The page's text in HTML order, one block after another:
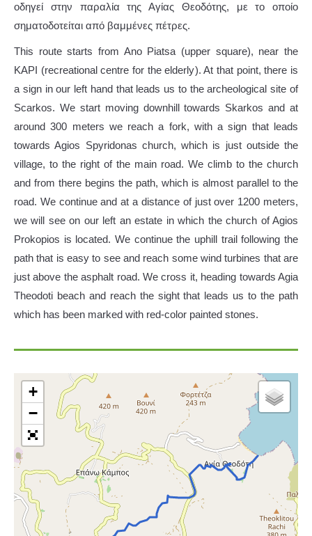
οδηγεί στην παραλία της Αγίας Θεοδότης, με το οποίο
σηματοδοτείται από βαμμένες πέτρες.
This route starts from Ano Piatsa (upper square), near the
KAPI (recreational centre for the elderly). At that point, there is
a sign in our left hand that leads us to the archeological site of
Scarkos. We start moving downhill towards Skarkos and at
around 300 meters we reach a fork, with a sign that leads
towards Agios Spyridonas church, which is just outside the
village, to the right of the main road. We climb to the church
and from there begins the path, which is almost parallel to the
road. We continue and at a distance of just over 1200 meters,
we will see on our left an estate in which the church of Agios
Prokopios is located. We continue the uphill trail following the
path that is easy to see and reach some wind turbines that are
just above the asphalt road. We cross it, heading towards Agia
Theodoti beach and reach the sight that leads us to the path
which has been marked with red-color painted stones.
+
−